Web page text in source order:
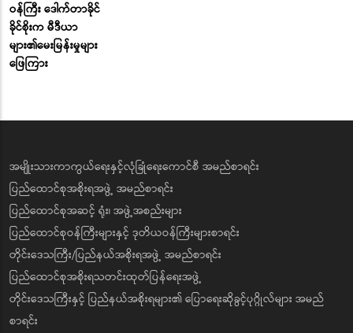
ဝန်ကြီး ဒေါက်တာခိုင်
ခိုင်စိုးက မီဒီယာ
များ၏မေးမြန်းမှုများ
ဖြေကြား
အမျိုးသားကာကွယ်ရေးနှင့်လုံခြုံရေးကောင်စီ အမည်စာရင်း
ပြည်ထောင်စုအစိုးရအဖွဲ့ အမည်စာရင်း
ပြည်ထောင်စုအဆင့် ရုံး၊ အဖွဲ့အစည်းများ
ပြည်ထောင်စုဝန်ကြီးများနှင့် ဒုတိယဝန်ကြီးများစာရင်း
တိုင်းဒေသကြီး/ပြည်နယ်အစိုးရအဖွဲ့ အမည်စာရင်း
ပြည်ထောင်စုအစိုးရသတင်းထုတ်ပြန်ရေးအဖွဲ့
တိုင်းဒေသကြီးနှင့် ပြည်နယ်အစိုးရများ၏ ပြောရေးဆိုခွင့်ပုဂ္ဂိုလ်များ အမည်
စာရင်း